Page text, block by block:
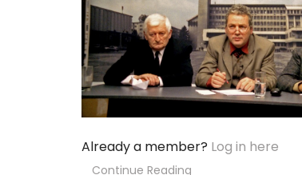
Already a member? Log in here
Continue Reading